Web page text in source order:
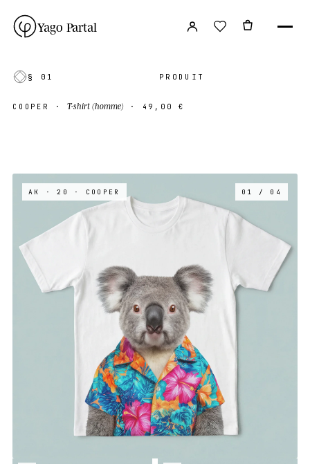
Yago Partal
§ 01 PRODUIT
COOPER ·T-shirt (homme) · 49,00 €
AK · 20 · COOPER 01 / 04